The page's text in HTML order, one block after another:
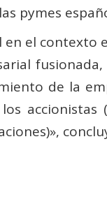
pymes
en el
de la